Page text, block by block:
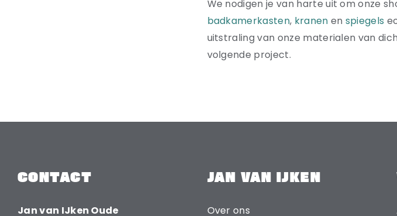
We nodigen je van harte uit om onze
badkamerkasten, kranen en spiegels
uitstraling van onze materialen van
volgende project.
CONTACT
Jan van IJken Oude
JAN VAN IJKEN
Over ons